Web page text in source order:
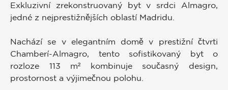
Exkluzivní zrekonstruovaný byt v srdci Almagro,
jedné z nejprestižnějších oblastí Madridu.
Nachází se v elegantním domě v prestižní čtvrti
Chamberí-Almagro, tento sofistikovaný byt o
rozloze 113 m² kombinuje současný design,
prostornost a výjimečnou polohu.